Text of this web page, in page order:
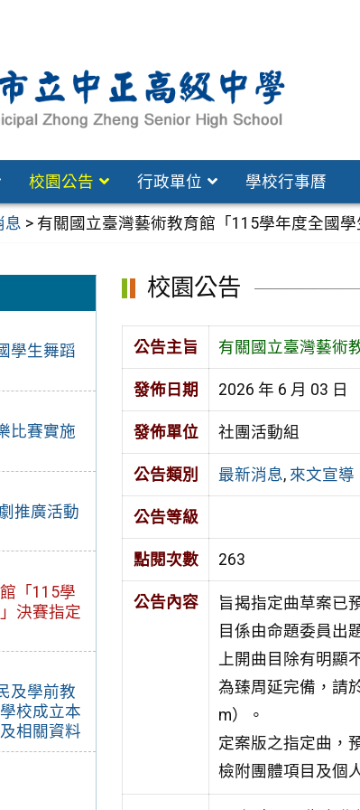
校園公告 行政單位 學校行事曆
息 > 有關國立臺灣藝術教育館「115學年度全國
學生舞蹈
比賽實施
推廣活動
「115學
決賽指定
及學前教
校成立本
相關資料
校園公告
公告主旨 有關國立臺灣藝術
發佈日期 2026 年 6 月 03 日
發佈單位 社團活動組
公告類別 最新消息, 來文宣導
公告等級
點閱次數 263
公告內容
旨揭指定曲草案已
目係由命題委員出
上開曲目除有明顯
為臻周延完備，請
m）。
定案版之指定曲，
檢附團體項目及個